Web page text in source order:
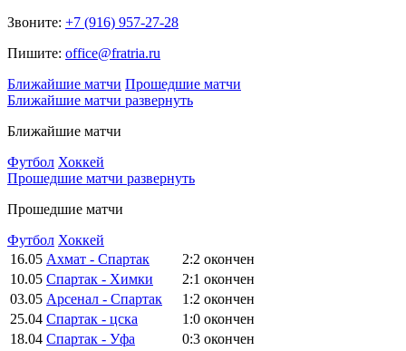
Звоните: +7 (916) 957-27-28
Пишите: office@fratria.ru
Ближайшие матчи Прошедшие матчи
Ближайшие матчи развернуть
Ближайшие матчи
Футбол Хоккей
Прошедшие матчи развернуть
Прошедшие матчи
Футбол Хоккей
16.05 Ахмат - Спартак 2:2 окончен
10.05 Спартак - Химки 2:1 окончен
03.05 Арсенал - Спартак 1:2 окончен
25.04 Спартак - цска 1:0 окончен
18.04 Спартак - Уфа 0:3 окончен